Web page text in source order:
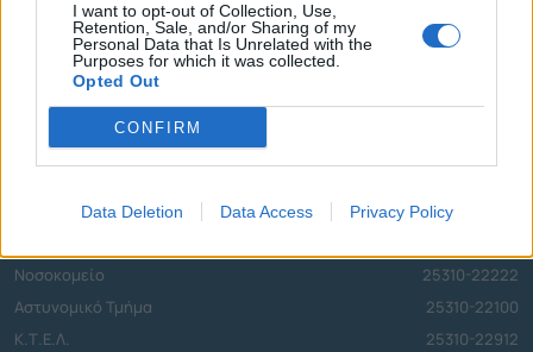
I want to opt-out of Collection, Use,
Retention, Sale, and/or Sharing of my
Personal Data that Is Unrelated with the
Purposes for which it was collected.
Opted Out
CONFIRM
Data Deletion Data Access Privacy Policy
Τηλεφωνικό Κέντρο
Τηλεφωνικό Κέντρο
25313-52400
FAX Δήμου
25310-83300
Νοσοκομείο
25310-22222
Αστυνομικό Τμήμα
25310-22100
Κ.Τ.Ε.Λ.
25310-22912